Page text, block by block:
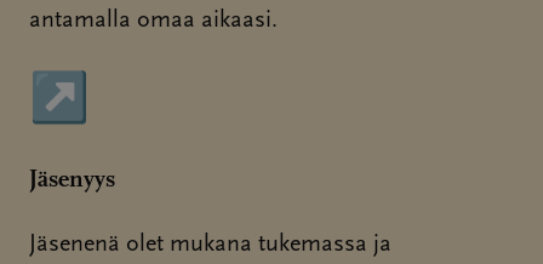
antamalla omaa aikaasi.
Sivu avautuu uudessa ikkunassa
↗
Jäsenyys
Jäsenenä olet mukana tukemassa ja